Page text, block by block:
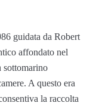
guidata da Robert
affondato nel
sottomarino
A questo era
la raccolta